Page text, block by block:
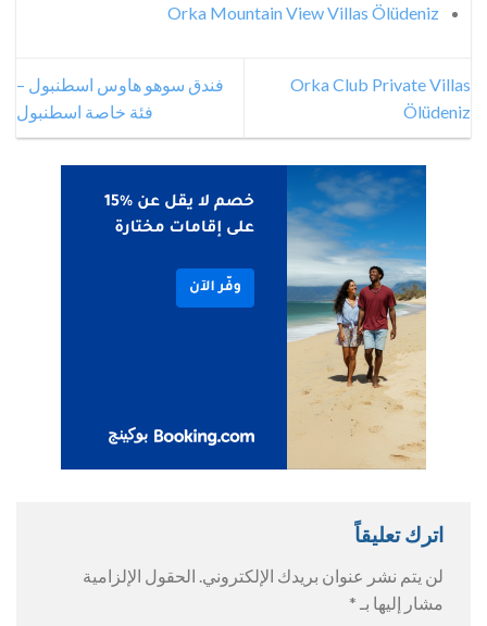
Orka Mountain View Villas Ölüdeniz
Orka Club Private Villas
Ölüdeniz
فندق سوهو هاوس اسطنبول –
فئة خاصة اسطنبول
اترك تعليقاً
لن يتم نشر عنوان بريدك الإلكتروني. الحقول الإلزامية
مشار إليها بـ *